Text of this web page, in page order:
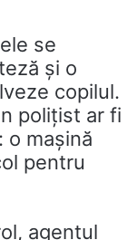
se
și o
copilul.
polițist ar fi
mașină
pentru
agentul